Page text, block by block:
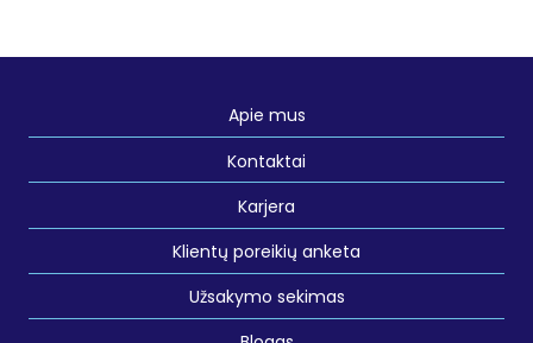
Apie mus
Kontaktai
Karjera
Klientų poreikių anketa
Užsakymo sekimas